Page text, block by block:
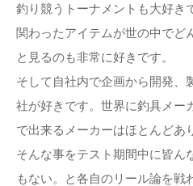
釣り競うトーナメントも大好き
関わったアイテムが世の中でど
と見るのも非常に好きです。
そして自社内で企画から開発、
社が好きです。世界に釣具メー
で出来るメーカーはほとんどあ
そんな事をテスト期間中に皆ん
もない。と各自のリール論を戦